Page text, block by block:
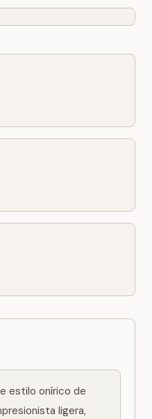
estilo onírico de
ligera,